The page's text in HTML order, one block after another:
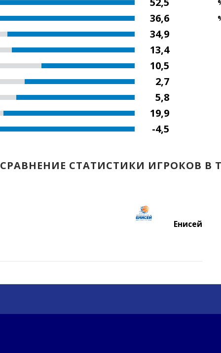
36,6
34,9
13,4
10,5
2,7
5,8
19,9
-4,5
СРАВНЕНИЕ СТАТИСТИКИ ИГРОКОВ В
Енисей